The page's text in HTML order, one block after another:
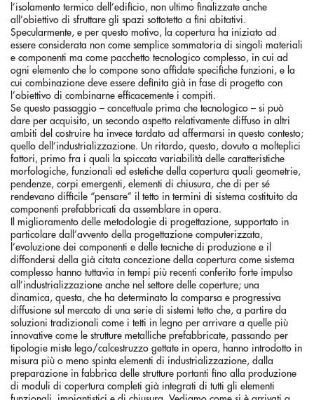
l’isolamento termico dell’edificio, non ultimo finalizzate anche
all’obiettivo di sfruttare gli spazi sottotetto a fini abitativi.
Specularmente, e per questo motivo, la copertura ha iniziato ad
essere considerata non come semplice sommatoria di singoli materiali
e componenti ma come pacchetto tecnologico complesso, in cui ad
ogni elemento che lo compone sono affidate specifiche funzioni, e la
cui combinazione deve essere definita già in fase di progetto con
l’obiettivo di combinarne efficacemente i compiti.
Se questo passaggio – concettuale prima che tecnologico – si può
dare per acquisito, un secondo aspetto relativamente diffuso in altri
ambiti del costruire ha invece tardato ad affermarsi in questo contesto;
quello dell’industrializzazione. Un ritardo, questo, dovuto a molteplici
fattori, primo fra i quali la spiccata variabilità delle caratteristiche
morfologiche, funzionali ed estetiche della copertura quali geometrie,
pendenze, corpi emergenti, elementi di chiusura, che di per sé
rendevano difficile “pensare” il tetto in termini di sistema costituito da
componenti prefabbricati da assemblare in opera.
Il miglioramento delle metodologie di progettazione, supportato in
particolare dall’avvento della progettazione computerizzata,
l’evoluzione dei componenti e delle tecniche di produzione e il
diffondersi della già citata concezione della copertura come sistema
complesso hanno tuttavia in tempi più recenti conferito forte impulso
all’industrializzazione anche nel settore delle coperture; una
dinamica, questa, che ha determinato la comparsa e progressiva
diffusione sul mercato di una serie di sistemi tetto che, a partire da
soluzioni tradizionali come i tetti in legno per arrivare a quelle più
innovative come le strutture metalliche prefabbricate, passando per
tipologie miste lego/calcestruzzo gettate in opera, hanno introdotto in
misura più o meno spinta elementi di industrializzazione, dalla
preparazione in fabbrica delle strutture portanti fino alla produzione
di moduli di copertura completi già integrati di tutti gli elementi